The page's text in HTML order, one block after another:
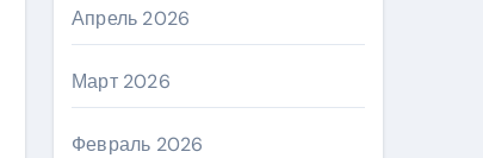
Апрель 2026
Март 2026
Февраль 2026